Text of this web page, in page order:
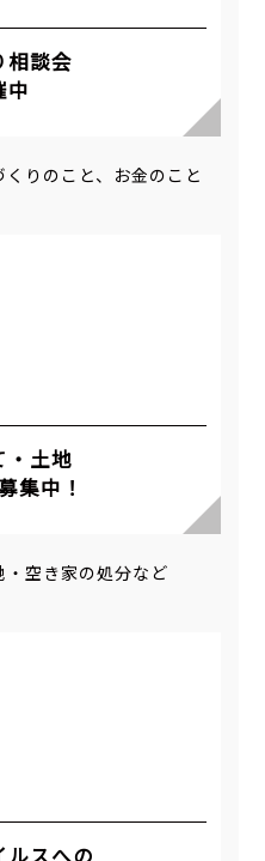
相談会
中
りのこと、お金のこと
・土地
集中！
空き家の処分など